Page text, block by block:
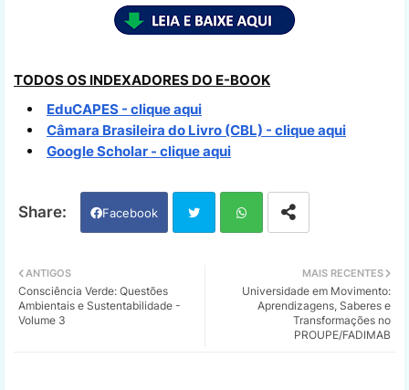
TODOS OS INDEXADORES DO E-BOOK
EduCAPES - clique aqui
Câmara Brasileira do Livro (CBL) - clique aqui
Google Scholar - clique aqui
Facebook
ats
MAIS RECENTES
Universidade em Movimento:
Aprendizagens, Saberes e
Transformações no
PROUPE/FADIMAB
ANTIGOS
Consciência Verde: Questões
Ambientais e Sustentabilidade -
Volume 3